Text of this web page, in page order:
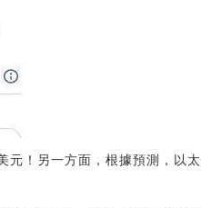
！另一方面，根據預測，以